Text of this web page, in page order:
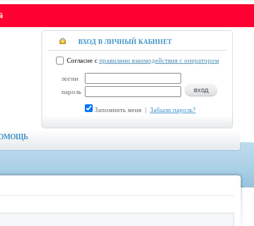
ВХОД В ЛИЧНЫЙ КАБИНЕТ
Согласие с правилами взаимодействия с оператором
логин
пароль
Запомнить меня | Забыли пароль?